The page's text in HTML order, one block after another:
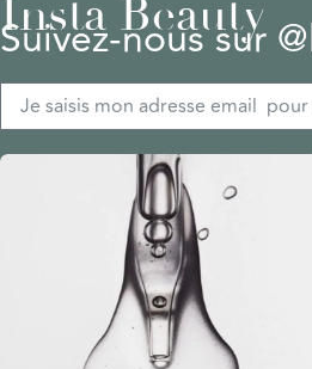
Insta Beauty
Suivez-nous sur